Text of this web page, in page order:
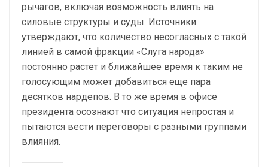
рычагов, включая возможность влиять на
силовые структуры и суды. Источники
утверждают, что количество несогласных с такой
линией в самой фракции «Слуга народа»
постоянно растет и ближайшее время к таким не
голосующим может добавиться еще пара
десятков нардепов. В то же время в офисе
президента осознают что ситуация непростая и
пытаются вести переговоры с разными группами
влияния.